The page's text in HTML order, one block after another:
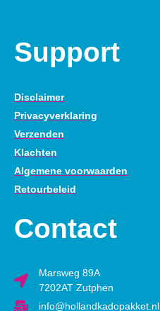
Support
Disclaimer
Privacyverklaring
Verzenden
Klachten
Algemene voorwaarden
Retourbeleid
Contact
Marsweg 89A
7202AT Zutphen
info@hollandkadopakket.nl